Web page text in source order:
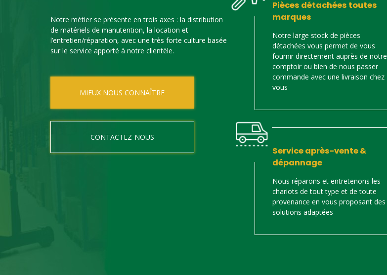
Notre métier se présente en trois axes : la distribution
de matériels de manutention, la location et
l’entretien/réparation, avec une très forte culture basée
sur le service apporté à notre clientèle.
MIEUX NOUS CONNAÎTRE
CONTACTEZ-NOUS
Pièces détachées toutes
marques
Notre large stock de pièces
détachées vous permet de vous
fournir directement auprès de notre
comptoir ou bien de nous passer
commande avec une livraison chez
vous
Service après-vente &
dépannage
Nous réparons et entretenons les
chariots de tout type et de toute
provenance en vous proposant des
solutions adaptées